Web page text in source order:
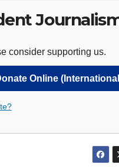
consider supporting us.
Online